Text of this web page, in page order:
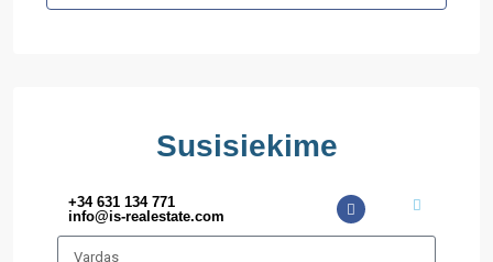
Susisiekime
+34 631 134 771
info@is-realestate.com